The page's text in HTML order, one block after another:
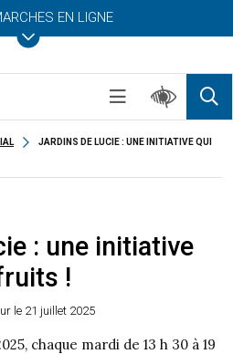
EN LIGNE
JARDINS DE LUCIE : UNE INITIATIVE QUI
: une initiative
!
le 21 juillet 2025
chaque mardi de 13 h 30 à 19